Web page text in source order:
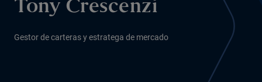
Tony Crescenzi
Gestor de carteras y estratega de mercado